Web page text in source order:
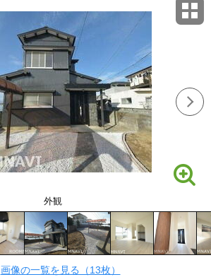
外観
画像の一覧を見る（13枚）